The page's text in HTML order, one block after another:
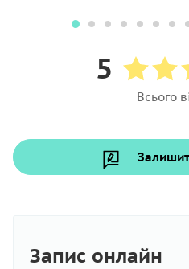
5
Всього
Запис онлайн